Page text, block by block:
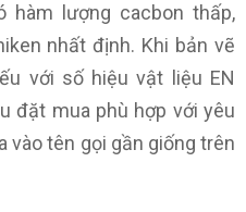
hàm lượng cacbon thấp,
nhất định. Khi bản vẽ
với số hiệu vật liệu EN
đặt mua phù hợp với yêu
vào tên gọi gần giống trên